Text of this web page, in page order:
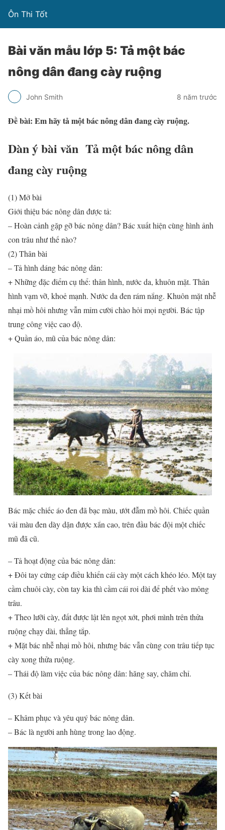
Ôn Thi Tốt
Bài văn mẫu lớp 5: Tả một bác
nông dân đang cày ruộng
John Smith 8 năm trước
Đề bài: Em hãy tả một bác nông dân đang cày ruộng.
Dàn ý bài văn Tả một bác nông dân
đang cày ruộng
(1) Mở bài
Giới thiệu bác nông dân được tả:
– Hoàn cảnh gặp gỡ bác nông dân? Bác xuất hiện cùng hình ảnh
con trâu như thế nào?
(2) Thân bài
– Tả hình dáng bác nông dân:
+ Những đặc điểm cụ thể: thân hình, nước da, khuôn mặt. Thân
hình vạm vỡ, khoẻ mạnh. Nước da đen rám nắng. Khuôn mặt nhễ
nhại mồ hôi nhưng vẫn mỉm cười chào hỏi mọi người. Bác tập
trung công việc cao độ.
+ Quần áo, mũ của bác nông dân:
Bác mặc chiếc áo đen đã bạc màu, ướt đẫm mồ hôi. Chiếc quần
vải màu đen dày dặn được xắn cao, trên đầu bác đội một chiếc
mũ đã cũ.
– Tả hoạt động của bác nông dân:
+ Đôi tay cứng cáp điều khiển cái cày một cách khéo léo. Một tay
cầm chuôi cày, còn tay kia thì cầm cái roi dài để phết vào mông
trâu.
+ Theo lưỡi cày, đất được lật lên ngọt xớt, phơi mình trên thửa
ruộng chạy dài, thẳng tắp.
+ Mặt bác nhễ nhại mồ hôi, nhưng bác vẫn cùng con trâu tiếp tục
cày xong thửa ruộng.
– Thái độ làm việc của bác nông dân: hăng say, chăm chỉ.
(3) Kết bài
– Khâm phục và yêu quý bác nông dân.
– Bác là người anh hùng trong lao động.